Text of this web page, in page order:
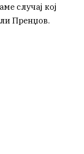
случај кој
Пренџов.